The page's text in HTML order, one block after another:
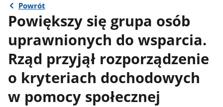
Powrót
Powiększy się grupa osób
uprawnionych do wsparcia.
Rząd przyjął rozporządzenie
o kryteriach dochodowych
w pomocy społecznej